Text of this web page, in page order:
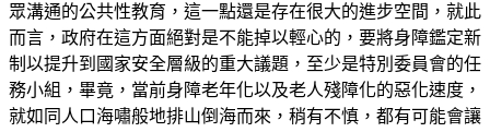
眾溝通的公共性教育，這一點還是存在很大的進步空間，就此
而言，政府在這方面絕對是不能掉以輕心的，要將身障鑑定新
制以提升到國家安全層級的重大議題，至少是特別委員會的任
務小組，畢竟，當前身障老年化以及老人殘障化的惡化速度，
就如同人口海嘯般地排山倒海而來，稍有不慎，都有可能會讓